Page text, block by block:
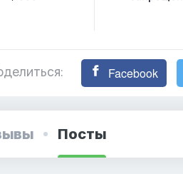
Facebook
Посты